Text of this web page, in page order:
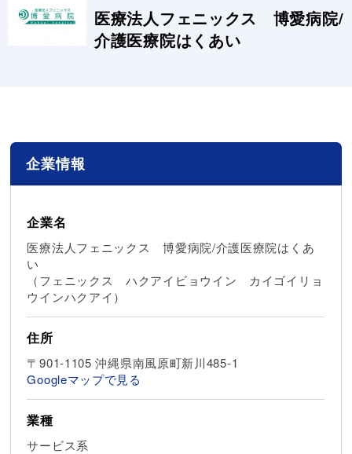
医療法人フェニックス 博愛病院/
介護医療院はくあい
企業情報
企業名
医療法人フェニックス 博愛病院/介護医療院はくあ
い
（フェニックス ハクアイビョウイン カイゴイリョ
ウインハクアイ）
住所
〒901-1105 沖縄県南風原町新川485-1
Googleマップで見る
業種
サービス系